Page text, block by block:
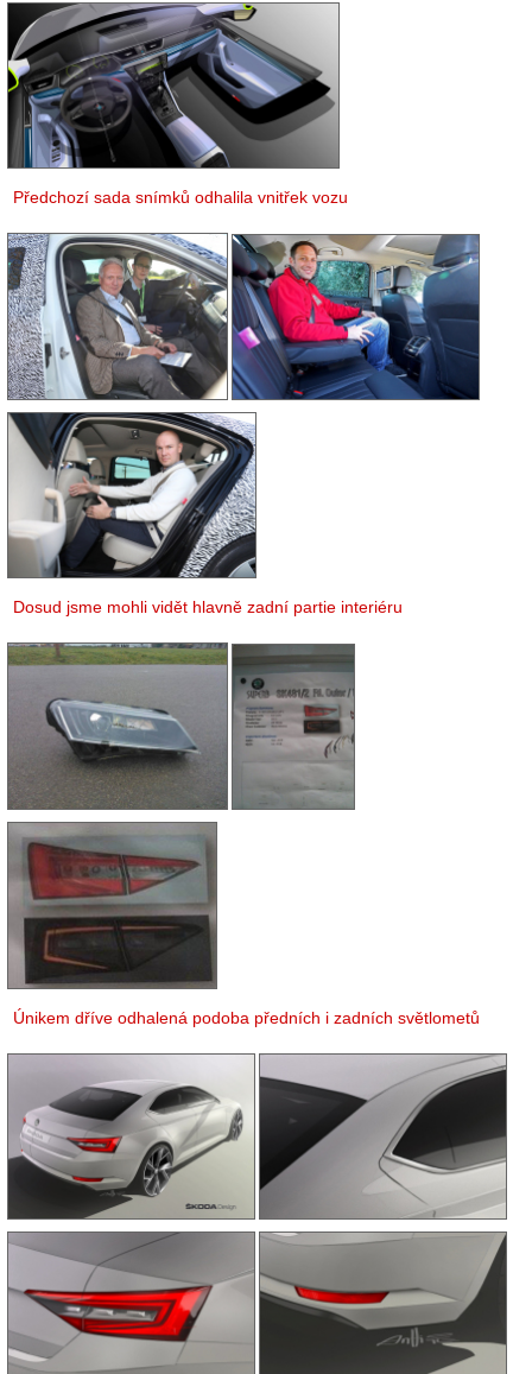
Předchozí sada snímků odhalila vnitřek vozu
Dosud jsme mohli vidět hlavně zadní partie interiéru
Únikem dříve odhalená podoba předních i zadních světlometů